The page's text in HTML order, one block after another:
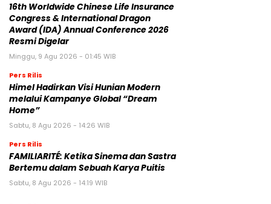
16th Worldwide Chinese Life Insurance
Congress & International Dragon
Award (IDA) Annual Conference 2026
Resmi Digelar
Minggu, 9 Agu 2026 - 01:45 WIB
Pers Rilis
Himel Hadirkan Visi Hunian Modern
melalui Kampanye Global “Dream
Home”
Sabtu, 8 Agu 2026 - 14:26 WIB
Pers Rilis
FAMILIARITÉ: Ketika Sinema dan Sastra
Bertemu dalam Sebuah Karya Puitis
Sabtu, 8 Agu 2026 - 14:19 WIB